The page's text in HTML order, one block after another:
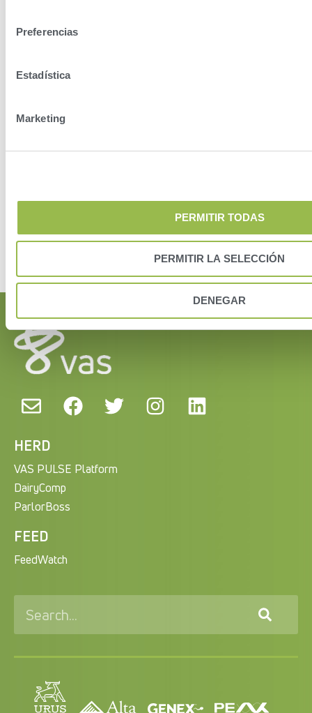
Preferencias
Estadística
Marketing
PERMITIR TODAS
PERMITIR LA SELECCIÓN
DENEGAR
HERD
VAS PULSE Platform
DairyComp
ParlorBoss
FEED
FeedWatch